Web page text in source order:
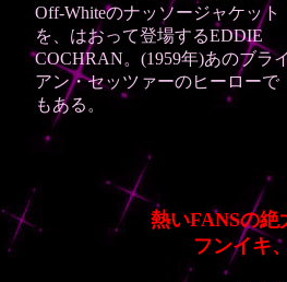
Off-Whiteのナッソージャケット
を、はおって登場するEDDIE
COCHRAN。(1959年)あのブラ
アン・セッツァーのヒーローで
もある。
熱いFANSの
フンイキ、切れ味抜群